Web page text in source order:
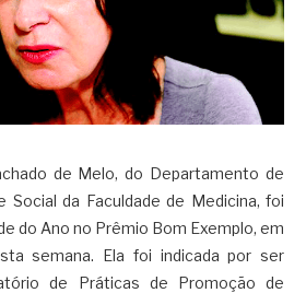
de Melo, do Departamento de
Social da Faculdade de Medicina, foi
do Ano no Prêmio Bom Exemplo, em
semana. Ela foi indicada por ser
de Práticas de Promoção de